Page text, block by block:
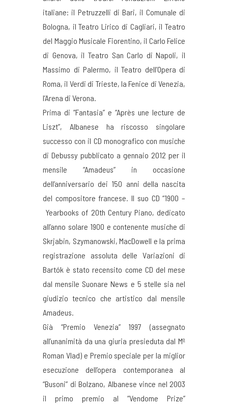
italiane: il Petruzzelli di Bari, il Comunale di
Bologna, il Teatro Lirico di Cagliari, il Teatro
del Maggio Musicale Fiorentino, il Carlo Felice
di Genova, il Teatro San Carlo di Napoli, il
Massimo di Palermo, il Teatro dell’Opera di
Roma, il Verdi di Trieste, la Fenice di Venezia,
l’Arena di Verona.
Prima di “Fantasia” e “Après une lecture de
Liszt”, Albanese ha riscosso singolare
successo con il CD monografico con musiche
di Debussy pubblicato a gennaio 2012 per il
mensile “Amadeus” in occasione
dell’anniversario dei 150 anni della nascita
del compositore francese. Il suo CD “1900 –
Yearbooks of 20th Century Piano, dedicato
all’anno solare 1900 e contenente musiche di
Skrjabin, Szymanowski, MacDowell e la prima
registrazione assoluta delle Variazioni di
Bartók è stato recensito come CD del mese
dal mensile Suonare News e 5 stelle sia nel
giudizio tecnico che artistico dal mensile
Amadeus.
Già “Premio Venezia” 1997 (assegnato
all’unanimità da una giuria presieduta dal Mº
Roman Vlad) e Premio speciale per la miglior
esecuzione dell’opera contemporanea al
“Busoni” di Bolzano, Albanese vince nel 2003
il primo premio al “Vendome Prize”